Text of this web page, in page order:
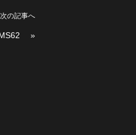
次の記事へ
»